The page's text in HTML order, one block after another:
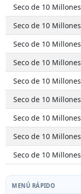
Seco de 10 Millones
Seco de 10 Millones
Seco de 10 Millones
Seco de 10 Millones
Seco de 10 Millones
Seco de 10 Millones
Seco de 10 Millones
Seco de 10 Millones
Seco de 10 Millones
MENÚ RÁPIDO